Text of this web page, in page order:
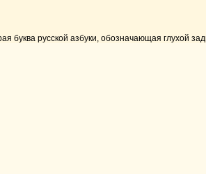
буква русской азбуки, обозначающая глухой